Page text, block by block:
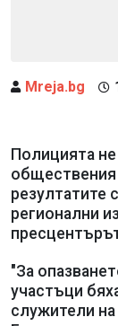
Mreja.bg
Полицията
обществения
резултатите
регионални
"За
участъци
служители